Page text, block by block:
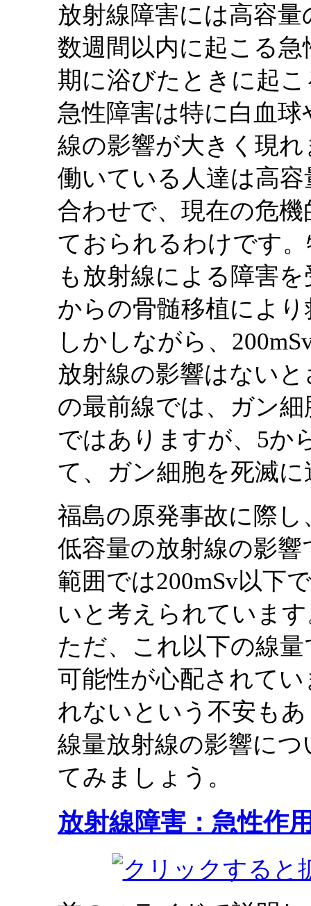
放射線障害には高容
数週間以内に起こる
期に浴びたときに起
急性障害は特に白血
線の影響が大きく現
働いている人達は高
合わせで、現在の危
ておられるわけです
も放射線による障害
からの骨髄移植によ
しかしながら、
放射線の影響はない
の最前線では、ガン
ではありますが、5か
て、ガン細胞を死滅
福島の原発事故に際
低容量の放射線の影
範囲では200mSv以下
いと考えられていま
ただ、これ以下の線
可能性が心配されて
れないという不安も
線量放射線の影響に
てみましょう。
放射線障害：急性作